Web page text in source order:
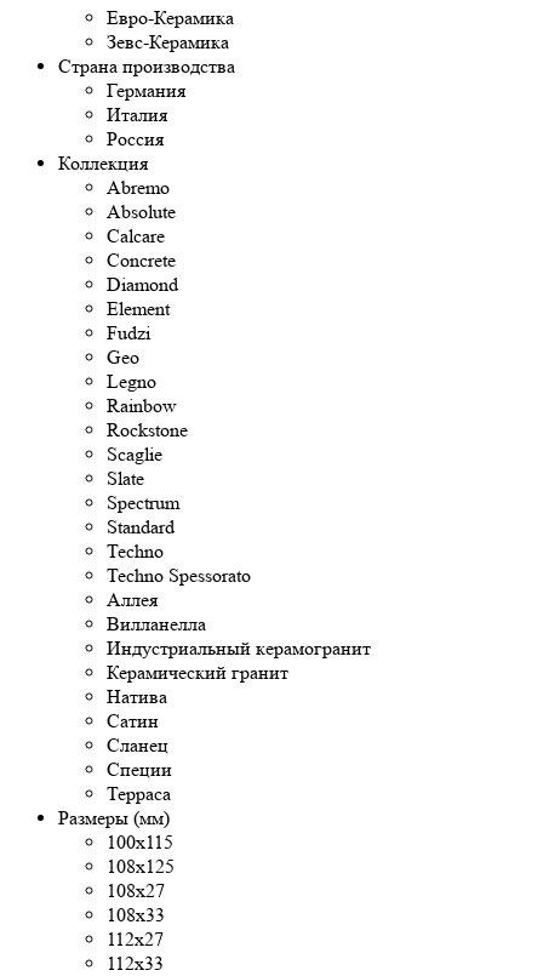
Евро-Керамика
Зевс-Керамика
Страна производства
Германия
Италия
Россия
Коллекция
Abremo
Absolute
Calcare
Concrete
Diamond
Element
Fudzi
Geo
Legno
Rainbow
Rockstone
Scaglie
Slate
Spectrum
Standard
Techno
Techno Spessorato
Аллея
Вилланелла
Индустриальный керамогранит
Керамический гранит
Натива
Сатин
Сланец
Специи
Терраса
Размеры (мм)
100x115
108x125
108х27
108х33
112х27
112х33